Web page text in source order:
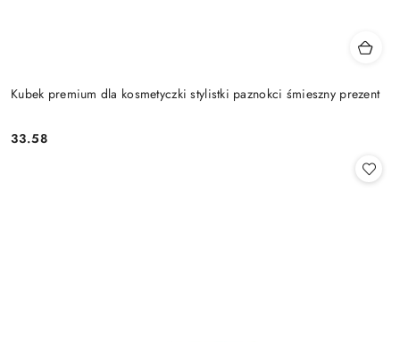
Kubek premium dla kosmetyczki stylistki paznokci śmieszny prezent
Cena:
33.58